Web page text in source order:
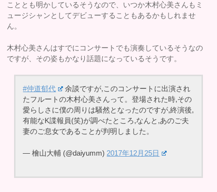
こととも明かしているそうなので、いつか木村心美さんもミ
ュージシャンとしてデビューすることもあるかもしれませ
ん。
木村心美さんはすでにコンサートでも演奏しているそうなの
ですが、その姿もかなり話題になっているそうです。
#仲道郁代
余談ですが,このコンサートに出演され
たフルートの木村心美さんって。登場された時,その
愛らしさに僕の周りは騒然となったのですが,終演後,
有能なK諜報員(笑)が調べたところ,なんと,あのご夫
妻のご息女であることが判明しました。
— 檜山大輔 (@daiyumm) 2017年12月25日